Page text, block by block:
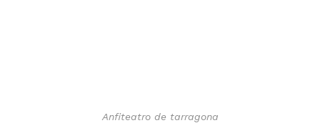
Anfiteatro de tarragona